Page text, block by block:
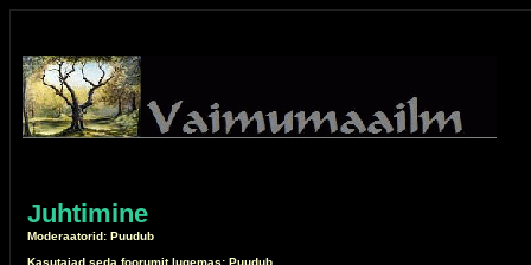
Juhtimine
Moderaatorid: Puudub
Kasutajad seda foorumit lugemas: Puudub